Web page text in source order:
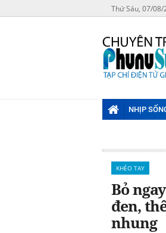
Thứ Sáu, 07/08/
NHỊP
KHÉO TAY
Bỏ
đen,
nhung